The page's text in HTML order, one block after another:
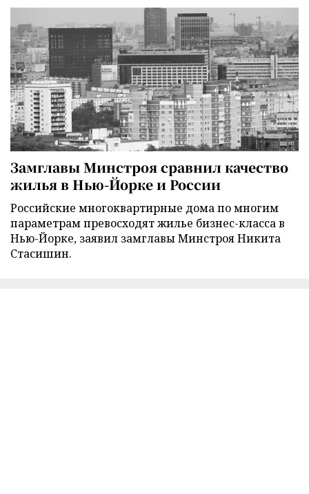
Замглавы Минстроя сравнил качество
жилья в Нью-Йорке и России
Российские многоквартирные дома по многим
параметрам превосходят жилье бизнес-класса в
Нью-Йорке, заявил замглавы Минстроя Никита
Стасишин.